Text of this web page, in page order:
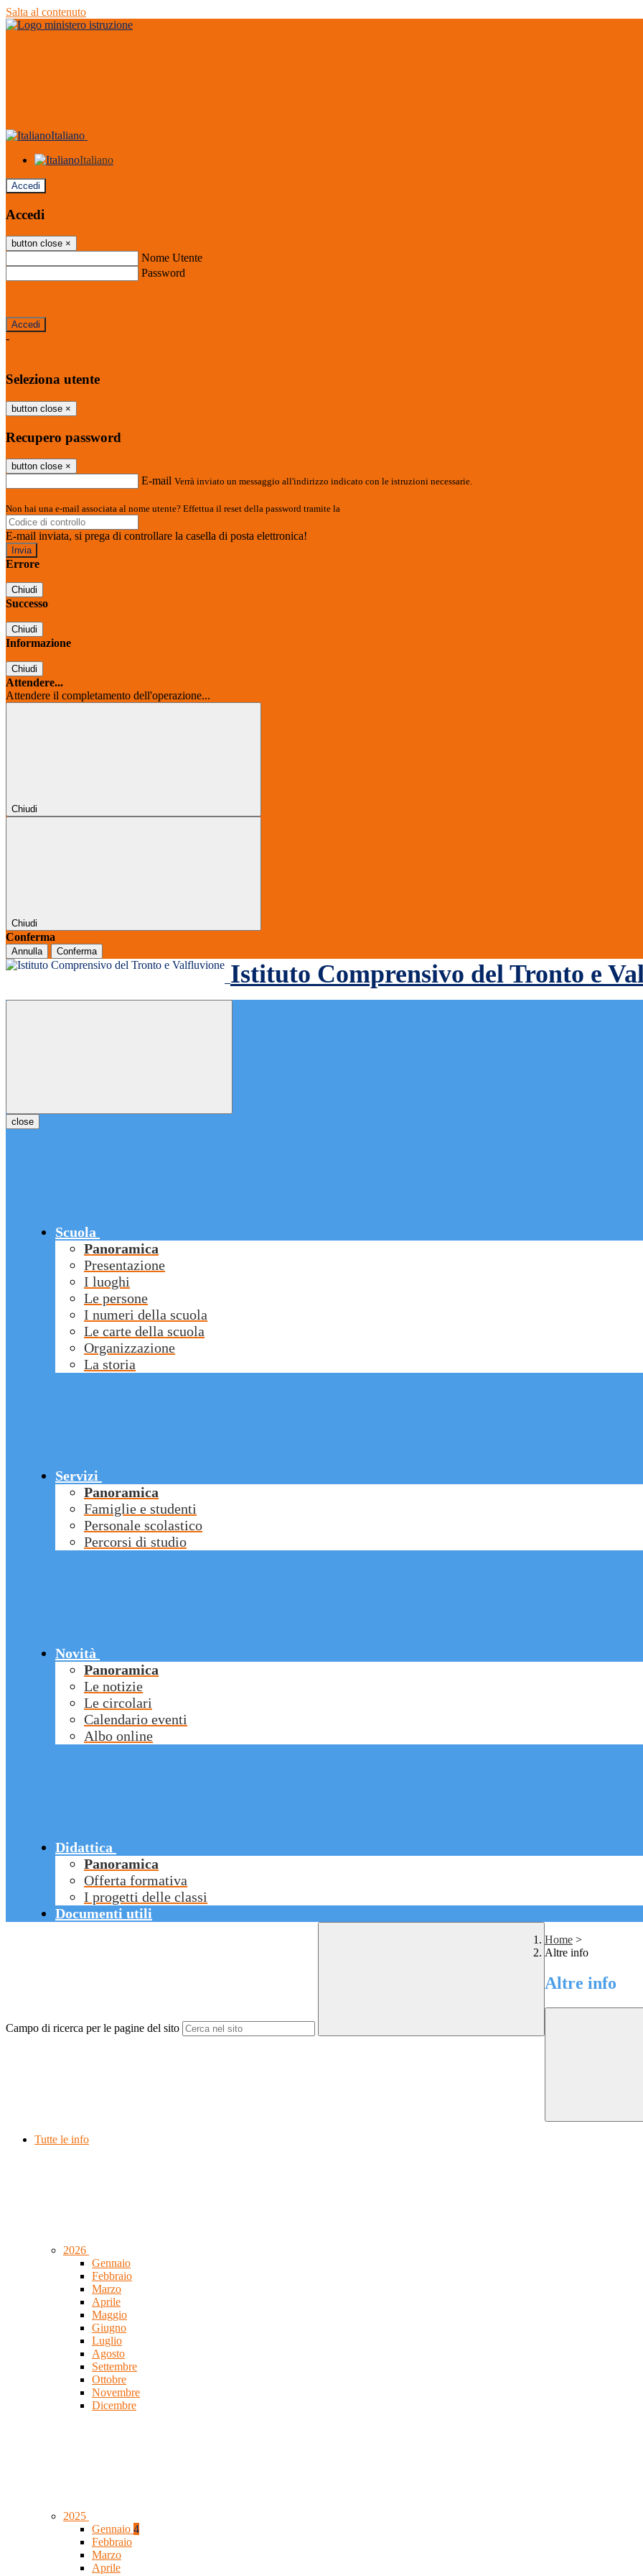
Salta al contenuto
Italiano
Italiano
Accedi
Accedi
button close ×
Nome Utente
Password
-
Seleziona utente
button close ×
Recupero password
button close ×
E-mail Verrà inviato un messaggio all'indirizzo indicato con le istruzioni necessarie.
Non hai una e-mail associata al nome utente? Effettua il reset della password tramite la
E-mail inviata, si prega di controllare la casella di posta elettronica!
Errore
Chiudi
Successo
Chiudi
Informazione
Chiudi
Attendere...
Attendere il completamento dell'operazione...
Chiudi
Chiudi
Conferma
Annulla Conferma
Istituto Comprensivo del Tronto e
close
Scuola
Panoramica
Presentazione
I luoghi
Le persone
I numeri della scuola
Le carte della scuola
Organizzazione
La storia
Servizi
Panoramica
Famiglie e studenti
Personale scolastico
Percorsi di studio
Novità
Panoramica
Le notizie
Le circolari
Calendario eventi
Albo online
Didattica
Panoramica
Offerta formativa
I progetti delle classi
Documenti utili
Campo di ricerca per le pagine del sito
Home >
Altre info
Altre info
Tutte le info
2026
Gennaio
Febbraio
Marzo
Aprile
Maggio
Giugno
Luglio
Agosto
Settembre
Ottobre
Novembre
Dicembre
2025
Gennaio 4
Febbraio
Marzo
Aprile